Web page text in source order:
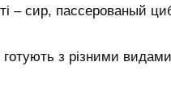
– сир, пассерованый
готують з різними